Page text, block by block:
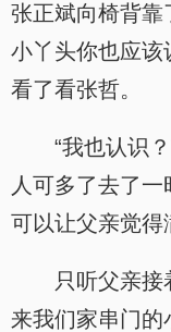
张正斌向椅背靠
小丫头你也应该
看了看张哲。
“我也认识
人可多了去了
可以让父亲觉得
只听父亲接
来我们家串门